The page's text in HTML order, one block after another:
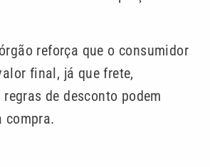
reforça que o consumidor
final, já que frete,
de desconto podem
compra.